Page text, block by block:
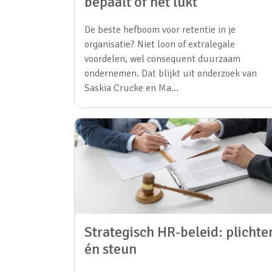
De beste hefboom voor retentie in je
organisatie? Niet loon of extralegale
voordelen, wel consequent duurzaam
ondernemen. Dat blijkt uit onderzoek van
Saskia Crucke en Ma…
Strategisch HR-beleid:
én steun